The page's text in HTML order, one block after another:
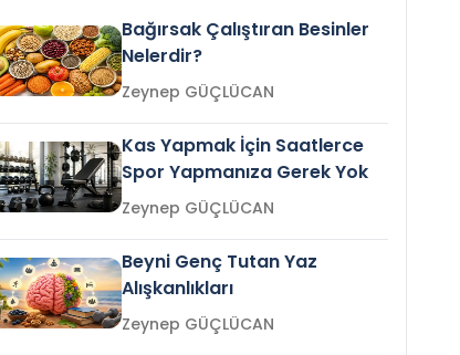
Bağırsak Çalıştıran Besinler
Nelerdir?
Zeynep GÜÇLÜCAN
Kas Yapmak İçin Saatlerce
Spor Yapmanıza Gerek Yok
Zeynep GÜÇLÜCAN
Beyni Genç Tutan Yaz
Alışkanlıkları
Zeynep GÜÇLÜCAN